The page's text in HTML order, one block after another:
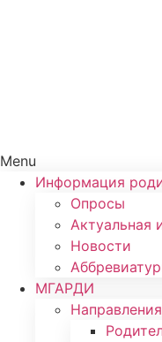
Menu
Информация
Опросы
Актуальная
Новости
МГАРДИ